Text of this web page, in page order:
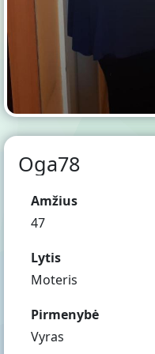
Oga78
Amžius
47
Lytis
Moteris
Pirmenybė
Vyras